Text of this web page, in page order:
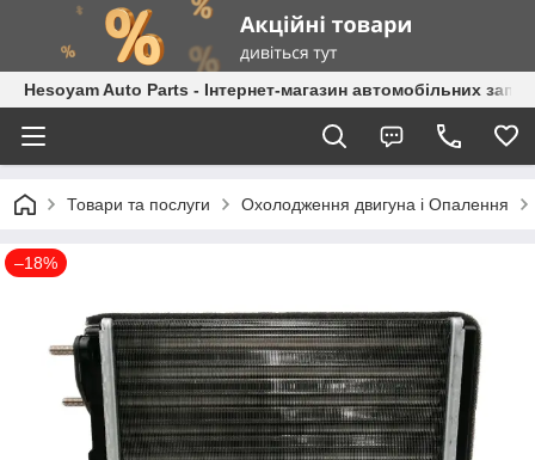
Hesoyam Auto Parts - Інтернет-магазин автомобільних
Товари та послуги Охолодження двигуна і Опалення
–18%